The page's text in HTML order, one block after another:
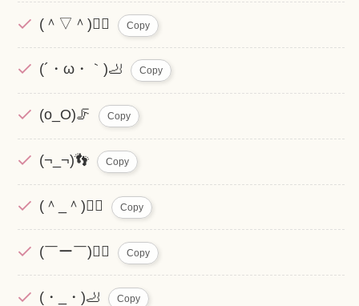
(＾▽＾)🏃‍♀️ Copy
(´・ω・｀)🦶 Copy
(o_O)🦵 Copy
(¬_¬)👣 Copy
(＾_＾)🚶‍♀️ Copy
(￣ー￣)🏃‍♂️ Copy
(・_・)🦶 Copy